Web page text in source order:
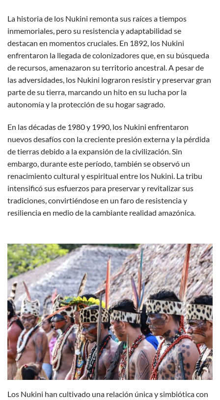
La historia de los Nukini remonta sus raíces a tiempos
inmemoriales, pero su resistencia y adaptabilidad se
destacan en momentos cruciales. En 1892, los Nukini
enfrentaron la llegada de colonizadores que, en su búsqueda
de recursos, amenazaron su territorio ancestral. A pesar de
las adversidades, los Nukini lograron resistir y preservar gran
parte de su tierra, marcando un hito en su lucha por la
autonomía y la protección de su hogar sagrado.
En las décadas de 1980 y 1990, los Nukini enfrentaron
nuevos desafíos con la creciente presión externa y la pérdida
de tierras debido a la expansión de la civilización. Sin
embargo, durante este período, también se observó un
renacimiento cultural y espiritual entre los Nukini. La tribu
intensificó sus esfuerzos para preservar y revitalizar sus
tradiciones, convirtiéndose en un faro de resistencia y
resiliencia en medio de la cambiante realidad amazónica.
Los Nukini han cultivado una relación única y simbiótica con